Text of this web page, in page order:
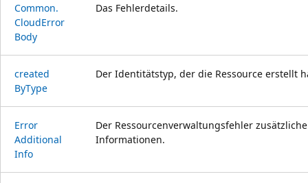
Common.
CloudError
Body
Das Fehlerdetails.
created
ByType
Der Identitätstyp, der die Ressource erstellt
Error
Additional
Info
Der Ressourcenverwaltungsfehler zusätzliche
Informationen.